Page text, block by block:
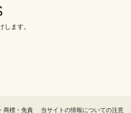
ます。
商標・免責 当サイトの情報についての注意